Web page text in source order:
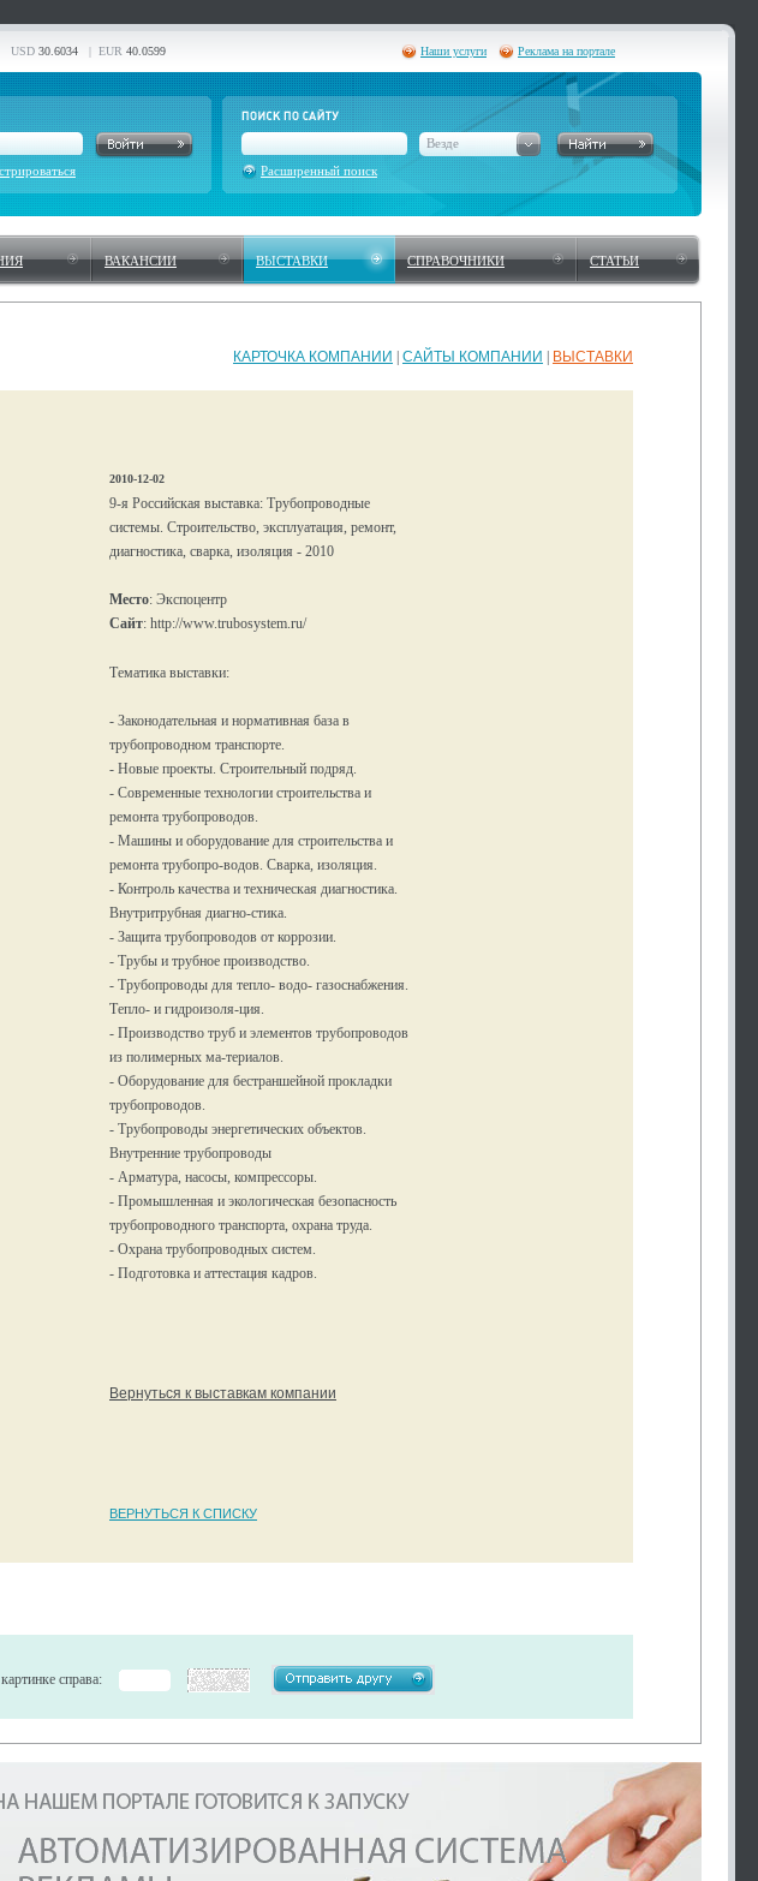
USD 30.6034 | EUR 40.0599 Наши услуги Реклама на портале
Везде
Расширенный поиск
ВАКАНСИИ ВЫСТАВКИ СПРАВОЧНИКИ СТАТЬИ
КАРТОЧКА КОМПАНИИ САЙТЫ КОМПАНИИ ВЫСТАВКИ
2010-12-02
9-я Российская выставка: Трубопроводные
системы. Строительство, эксплуатация, ремонт,
диагностика, сварка, изоляция - 2010
Место: Экспоцентр
Сайт: http://www.trubosystem.ru/
Тематика выставки:
- Законодательная и нормативная база в
трубопроводном транспорте.
- Новые проекты. Строительный подряд.
- Современные технологии строительства и
ремонта трубопроводов.
- Машины и оборудование для строительства и
ремонта трубопро-водов. Сварка, изоляция.
- Контроль качества и техническая диагностика.
Внутритрубная диагно-стика.
- Защита трубопроводов от коррозии.
- Трубы и трубное производство.
- Трубопроводы для тепло- водо- газоснабжения.
Тепло- и гидроизоля-ция.
- Производство труб и элементов трубопроводов
из полимерных ма-териалов.
- Оборудование для бестраншейной прокладки
трубопроводов.
- Трубопроводы энергетических объектов.
Внутренние трубопроводы
- Арматура, насосы, компрессоры.
- Промышленная и экологическая безопасность
трубопроводного транспорта, охрана труда.
- Охрана трубопроводных систем.
- Подготовка и аттестация кадров.
Вернуться к выставкам компании
ВЕРНУТЬСЯ К СПИСКУ
справа: